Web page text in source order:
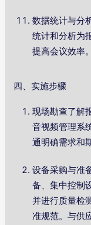
数据统计与分
统计和分析为
提高会议效率。
四、实施步骤
现场勘查了解
音视频管理系
通明确需求和
设备采购与准
备、集中控制
并进行质量检
准规范。与供